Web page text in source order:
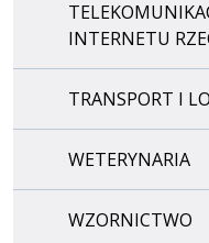
INTERNETU
TRANSPORT I
WETERYNARIA
WZORNICTWO